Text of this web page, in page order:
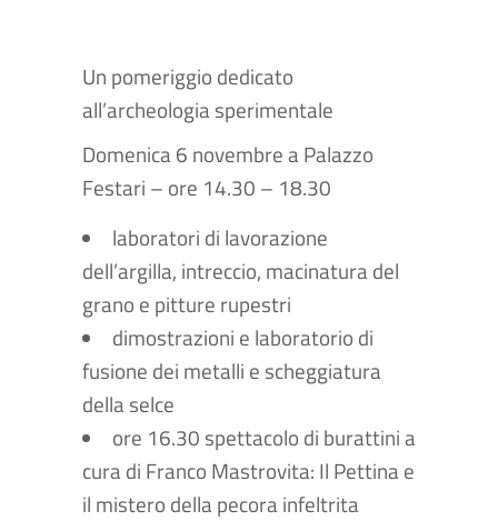
Un pomeriggio dedicato
all’archeologia sperimentale
Domenica 6 novembre a Palazzo
Festari – ore 14.30 – 18.30
laboratori di lavorazione
dell’argilla, intreccio, macinatura del
grano e pitture rupestri
dimostrazioni e laboratorio di
fusione dei metalli e scheggiatura
della selce
ore 16.30 spettacolo di burattini a
cura di Franco Mastrovita: Il Pettina e
il mistero della pecora infeltrita